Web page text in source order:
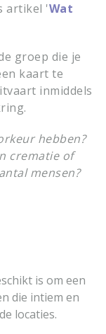
artikel 'Wat
groep die je
kaart te
inmiddels
hebben?
crematie of
mensen?
is om een
die intiem en
locaties.